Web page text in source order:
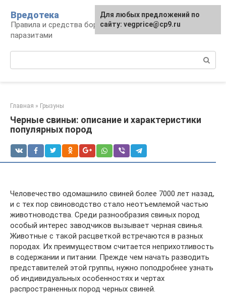
контенту
Вредотека
Правила и средства борьбы с вредителями и
паразитами
Главная » Грызуны
Черные свиньи: описание и характеристики
популярных пород
Человечество одомашнило свиней более 7000 лет назад,
и с тех пор свиноводство стало неотъемлемой частью
животноводства. Среди разнообразия свиных пород
особый интерес заводчиков вызывает черная свинья.
Животные с такой расцветкой встречаются в разных
породах. Их преимуществом считается неприхотливость
в содержании и питании. Прежде чем начать разводить
представителей этой группы, нужно поподробнее узнать
об индивидуальных особенностях и чертах
распространенных пород черных свиней.
Для любых предложений по
сайту: vegprice@cp9.ru